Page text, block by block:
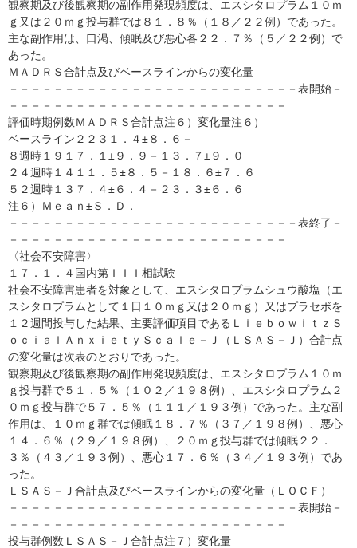
観察期及び後観察期の副作用発現頻度は、エスシタロプラム１０ｍ
ｇ又は２０ｍｇ投与群では８１．８％（１８／２２例）であった。
主な副作用は、口渇、傾眠及び悪心各２２．７％（５／２２例）で
あった。
ＭＡＤＲＳ合計点及びベースラインからの変化量
－－－－－－－－－－－－－－－－－－－－－－－－－－表開始－
－－－－－－－－－－－－－－－－－－－－－－－－－
評価時期例数ＭＡＤＲＳ合計点注６）変化量注６）
ベースライン２２３１．４±８．６－
８週時１９１７．１±９．９－１３．７±９．０
２４週時１４１１．５±８．５－１８．６±７．６
５２週時１３７．４±６．４－２３．３±６．６
注６）Ｍｅａｎ±Ｓ．Ｄ．
－－－－－－－－－－－－－－－－－－－－－－－－－－表終了－
－－－－－－－－－－－－－－－－－－－－－－－－－
〈社会不安障害〉
１７．１．４国内第ＩＩＩ相試験
社会不安障害患者を対象として、エスシタロプラムシュウ酸塩（エ
スシタロプラムとして１日１０ｍｇ又は２０ｍｇ）又はプラセボを
１２週間投与した結果、主要評価項目であるＬｉｅｂｏｗｉｔｚＳ
ｏｃｉａｌＡｎｘｉｅｔｙＳｃａｌｅ－Ｊ（ＬＳＡＳ－Ｊ）合計点
の変化量は次表のとおりであった。
観察期及び後観察期の副作用発現頻度は、エスシタロプラム１０ｍ
ｇ投与群で５１．５％（１０２／１９８例）、エスシタロプラム２
０ｍｇ投与群で５７．５％（１１１／１９３例）であった。主な副
作用は、１０ｍｇ群では傾眠１８．７％（３７／１９８例）、悪心
１４．６％（２９／１９８例）、２０ｍｇ投与群では傾眠２２．
３％（４３／１９３例）、悪心１７．６％（３４／１９３例）であ
った。
ＬＳＡＳ－Ｊ合計点及びベースラインからの変化量（ＬＯＣＦ）
－－－－－－－－－－－－－－－－－－－－－－－－－－表開始－
－－－－－－－－－－－－－－－－－－－－－－－－－
投与群例数ＬＳＡＳ－Ｊ合計点注７）変化量